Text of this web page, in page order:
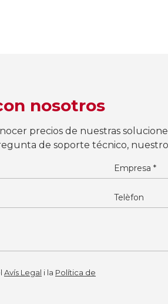
nosotros
precios de nuestras
de soporte técnico,
Avís Legal i la Política de